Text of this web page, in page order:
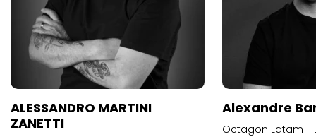
ALESSANDRO MARTINI
ZANETTI
Alexandre
Octagon Latam -